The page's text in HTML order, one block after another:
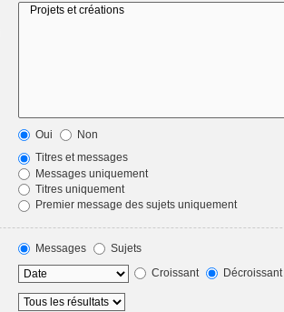
Oui
Non
Titres et messages
Messages uniquement
Titres uniquement
Premier message des sujets uniquement
Messages
Sujets
Croissant Décroissant